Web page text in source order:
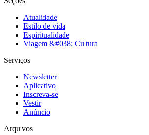
Atualidade
Estilo de vida
Espiritualidade
Viagem &#038; Cultura
Serviços
Newsletter
Aplicativo
Inscreva-se
Vestir
Anúncio
Arquivos